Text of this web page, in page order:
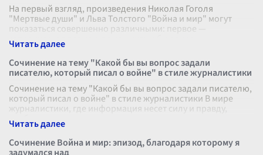
На первый взгляд, произведения Николая Гоголя
"Мертвые души" и Льва Толстого "Война и мир" могут
показаться совершенно различными: первое —
сатирическая поэма о помещиках и бюрокра
Сочинение на тему "Какой бы вы вопрос задали
писателю, который писал о войне" в стиле журналистики
Сочинение на тему "Какой бы вы вопрос задали писателю,
который писал о войне" в стиле журналистики В мире
журналистики, где информация несет силу и правду,
особое место занимают
Сочинение Война и мир: эпизод, благодаря которому я